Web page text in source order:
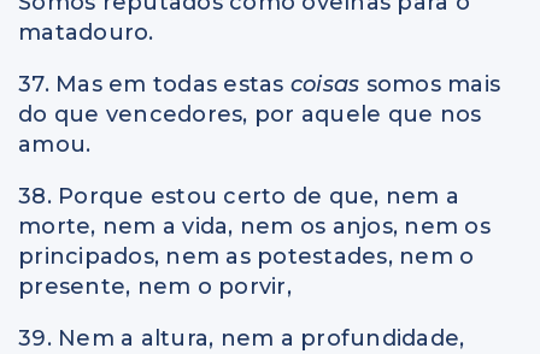
matadouro.
37. Mas em todas estas coisas somos mais
do que vencedores, por aquele que nos
amou.
38. Porque estou certo de que, nem a
morte, nem a vida, nem os anjos, nem os
principados, nem as potestades, nem o
presente, nem o porvir,
39. Nem a altura, nem a profundidade,